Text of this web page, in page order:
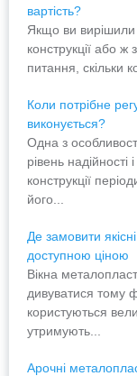
вартість?
Якщо ви вирішили
конструкції або
питання, скільки
Коли потрібне
виконується?
Одна з
рівень надійності
конструкції
його...
Де замовити
доступною ціною
Вікна
дивуватися тому
користуються
утримують...
Арочні